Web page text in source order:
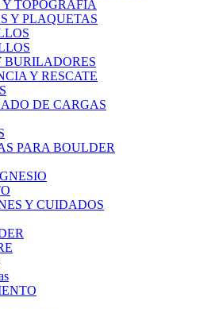
TOPOGRAFIA
Y PLAQUETAS
BURILADORES
Y RESCATE
DE CARGAS
PARA BOULDER
Y CUIDADOS